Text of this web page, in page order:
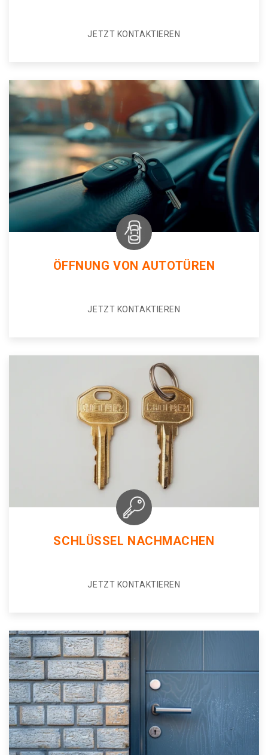
JETZT KONTAKTIEREN
ÖFFNUNG VON AUTOTÜREN
JETZT KONTAKTIEREN
SCHLÜSSEL NACHMACHEN
JETZT KONTAKTIEREN